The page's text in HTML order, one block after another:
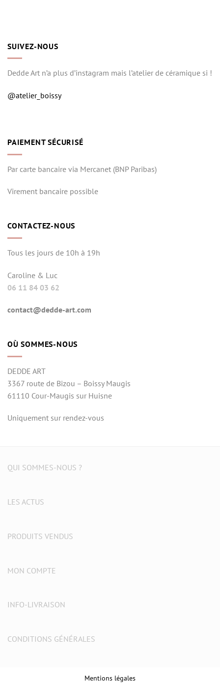
SUIVEZ-NOUS
Dedde Art n’a plus d’instagram mais l’atelier de céramique si !
@atelier_boissy
PAIEMENT SÉCURISÉ
Par carte bancaire via Mercanet (BNP Paribas)
Virement bancaire possible
CONTACTEZ-NOUS
Tous les jours de 10h à 19h
Caroline & Luc
06 11 84 03 62
contact@dedde-art.com
OÙ SOMMES-NOUS
DEDDE ART
3367 route de Bizou – Boissy Maugis
61110 Cour-Maugis sur Huisne
Uniquement sur rendez-vous
QUI SOMMES-NOUS ?
LES ACTUS
PRODUITS VENDUS
MON COMPTE
INFO-LIVRAISON
CONDITIONS GÉNÉRALES
Mentions légales